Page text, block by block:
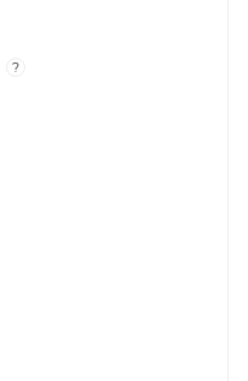
?